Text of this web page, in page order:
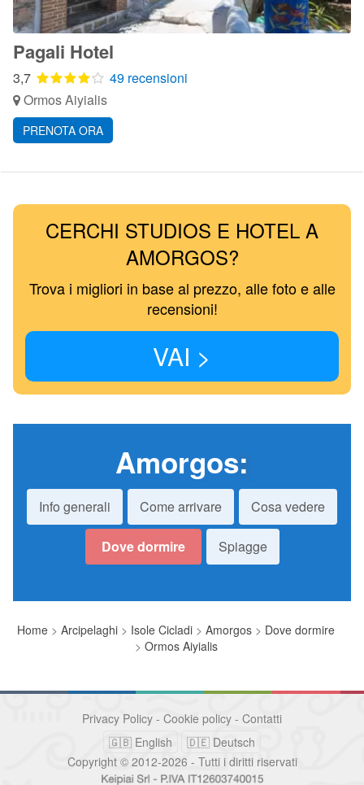
Pagali Hotel
3,7
49 recensioni
Ormos Aiyialis
PRENOTA ORA
CERCHI STUDIOS E HOTEL A
AMORGOS?
Trova i migliori in base al prezzo, alle foto e alle
recensioni!
VAI >
Amorgos:
Info generali Come arrivare Cosa vedere
Dove dormire Spiagge
Home > Arcipelaghi > Isole Cicladi > Amorgos > Dove dormire
> Ormos Aiyialis
Privacy Policy - Cookie policy - Contatti
🇬🇧 English
🇩🇪 Deutsch
Copyright © 2012-2026 - Tutti i diritti riservati